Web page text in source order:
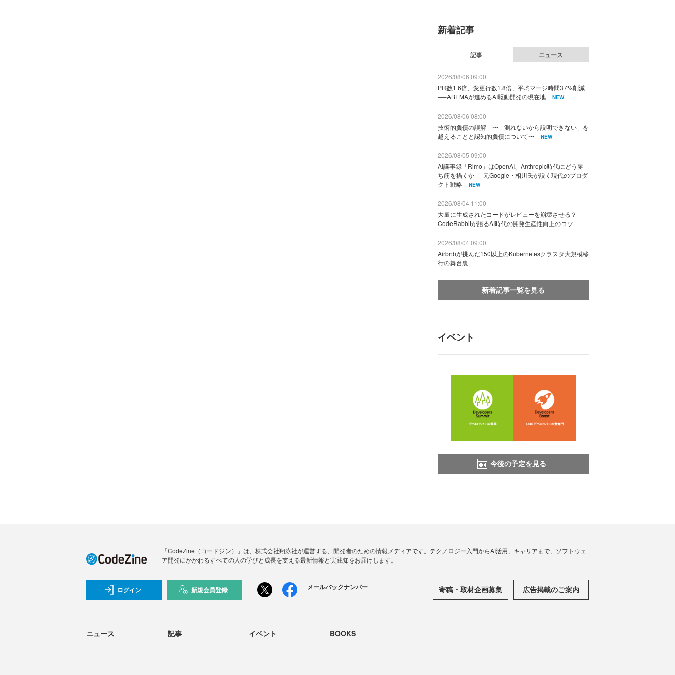
新着記事
記事 ニュース
2026/08/06 09:00
PR数1.6倍、変更行数1.8倍、平均マージ時間37%削減
──ABEMAが進めるAI駆動開発の現在地
NEW
2026/08/06 08:00
技術的負債の誤解 〜「測れないから説明できない」を
越えることと認知的負債について〜
NEW
2026/08/05 09:00
AI議事録「Rimo」はOpenAI、Anthropic時代にどう勝
ち筋を描くか──元Google・相川氏が説く現代のプロダ
クト戦略
NEW
2026/08/04 11:00
大量に生成されたコードがレビューを崩壊させる？
CodeRabbitが語るAI時代の開発生産性向上のコツ
2026/08/04 09:00
Airbnbが挑んだ150以上のKubernetesクラスタ大規模移
行の舞台裏
新着記事一覧を見る
イベント
今後の予定を見る
「CodeZine（コードジン）」は、株式会社翔泳社が運営する、開発者のための情報メディアです。テクノロジー入門からAI活用、キャリアまで、ソフトウェ
ア開発にかかわるすべての人の学びと成長を支える最新情報と実践知をお届けします。
ログイン 新規会員登録 メールバックナンバー 寄稿・取材企画募集 広告掲載のご案内
ニュース 記事 イベント BOOKS